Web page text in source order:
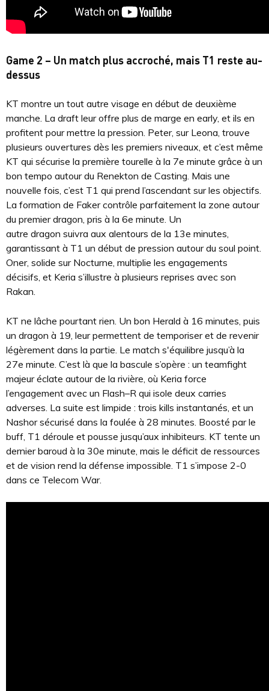
Game 2 – Un match plus accroché, mais T1 reste au-
dessus
KT montre un tout autre visage en début de deuxième
manche. La draft leur offre plus de marge en early, et ils en
profitent pour mettre la pression. Peter, sur Leona, trouve
plusieurs ouvertures dès les premiers niveaux, et c’est même
KT qui sécurise la première tourelle à la 7e minute grâce à un
bon tempo autour du Renekton de Casting. Mais une
nouvelle fois, c’est T1 qui prend l’ascendant sur les objectifs.
La formation de Faker contrôle parfaitement la zone autour
du premier dragon, pris à la 6e minute. Un
autre dragon suivra aux alentours de la 13e minutes,
garantissant à T1 un début de pression autour du soul point.
Oner, solide sur Nocturne, multiplie les engagements
décisifs, et Keria s’illustre à plusieurs reprises avec son
Rakan.
KT ne lâche pourtant rien. Un bon Herald à 16 minutes, puis
un dragon à 19, leur permettent de temporiser et de revenir
légèrement dans la partie. Le match s'équilibre jusqu’à la
27e minute. C’est là que la bascule s’opère : un teamfight
majeur éclate autour de la rivière, où Keria force
l’engagement avec un Flash–R qui isole deux carries
adverses. La suite est limpide : trois kills instantanés, et un
Nashor sécurisé dans la foulée à 28 minutes. Boosté par le
buff, T1 déroule et pousse jusqu’aux inhibiteurs. KT tente un
dernier baroud à la 30e minute, mais le déficit de ressources
et de vision rend la défense impossible. T1 s’impose 2-0
dans ce Telecom War.